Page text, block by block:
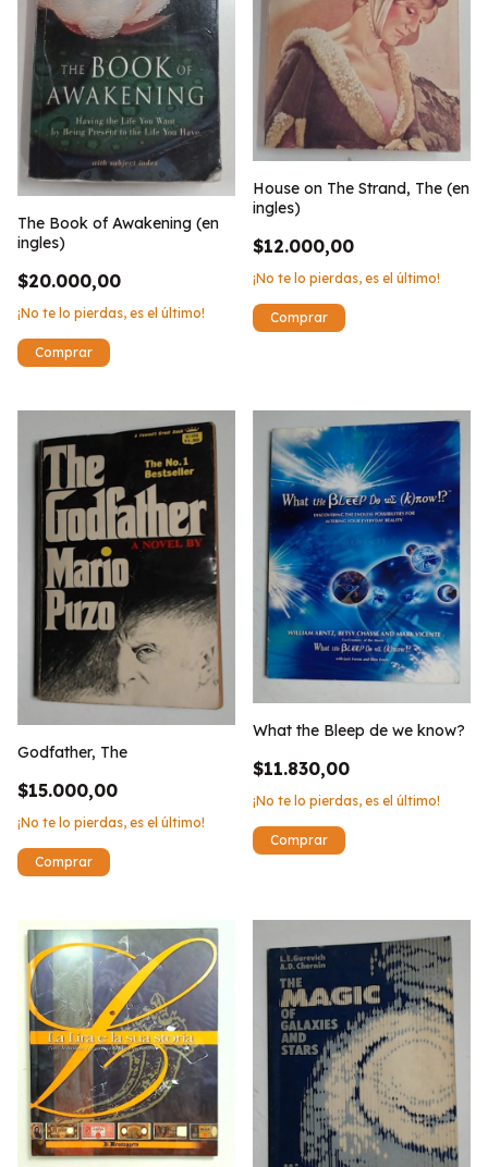
The Book of Awakening (en
ingles)
$20.000,00
¡No te lo pierdas, es el último!
House on The Strand, The (en
ingles)
$12.000,00
¡No te lo pierdas, es el último!
Godfather, The
$15.000,00
¡No te lo pierdas, es el último!
What the Bleep de we know?
$11.830,00
¡No te lo pierdas, es el último!